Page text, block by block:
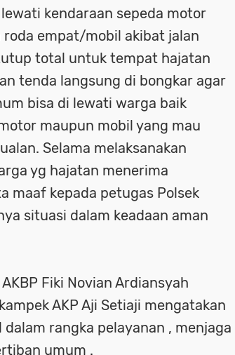
kendaraan sepeda motor
roda empat/mobil akibat jalan
total untuk tempat hajatan
tenda langsung di bongkar agar
bisa di lewati warga baik
maupun mobil yang mau
Selama melaksanakan
yg hajatan menerima
maaf kepada petugas Polsek
situasi dalam keadaan aman
Fiki Novian Ardiansyah
AKP Aji Setiaji mengatakan
rangka pelayanan , menjaga
umum .